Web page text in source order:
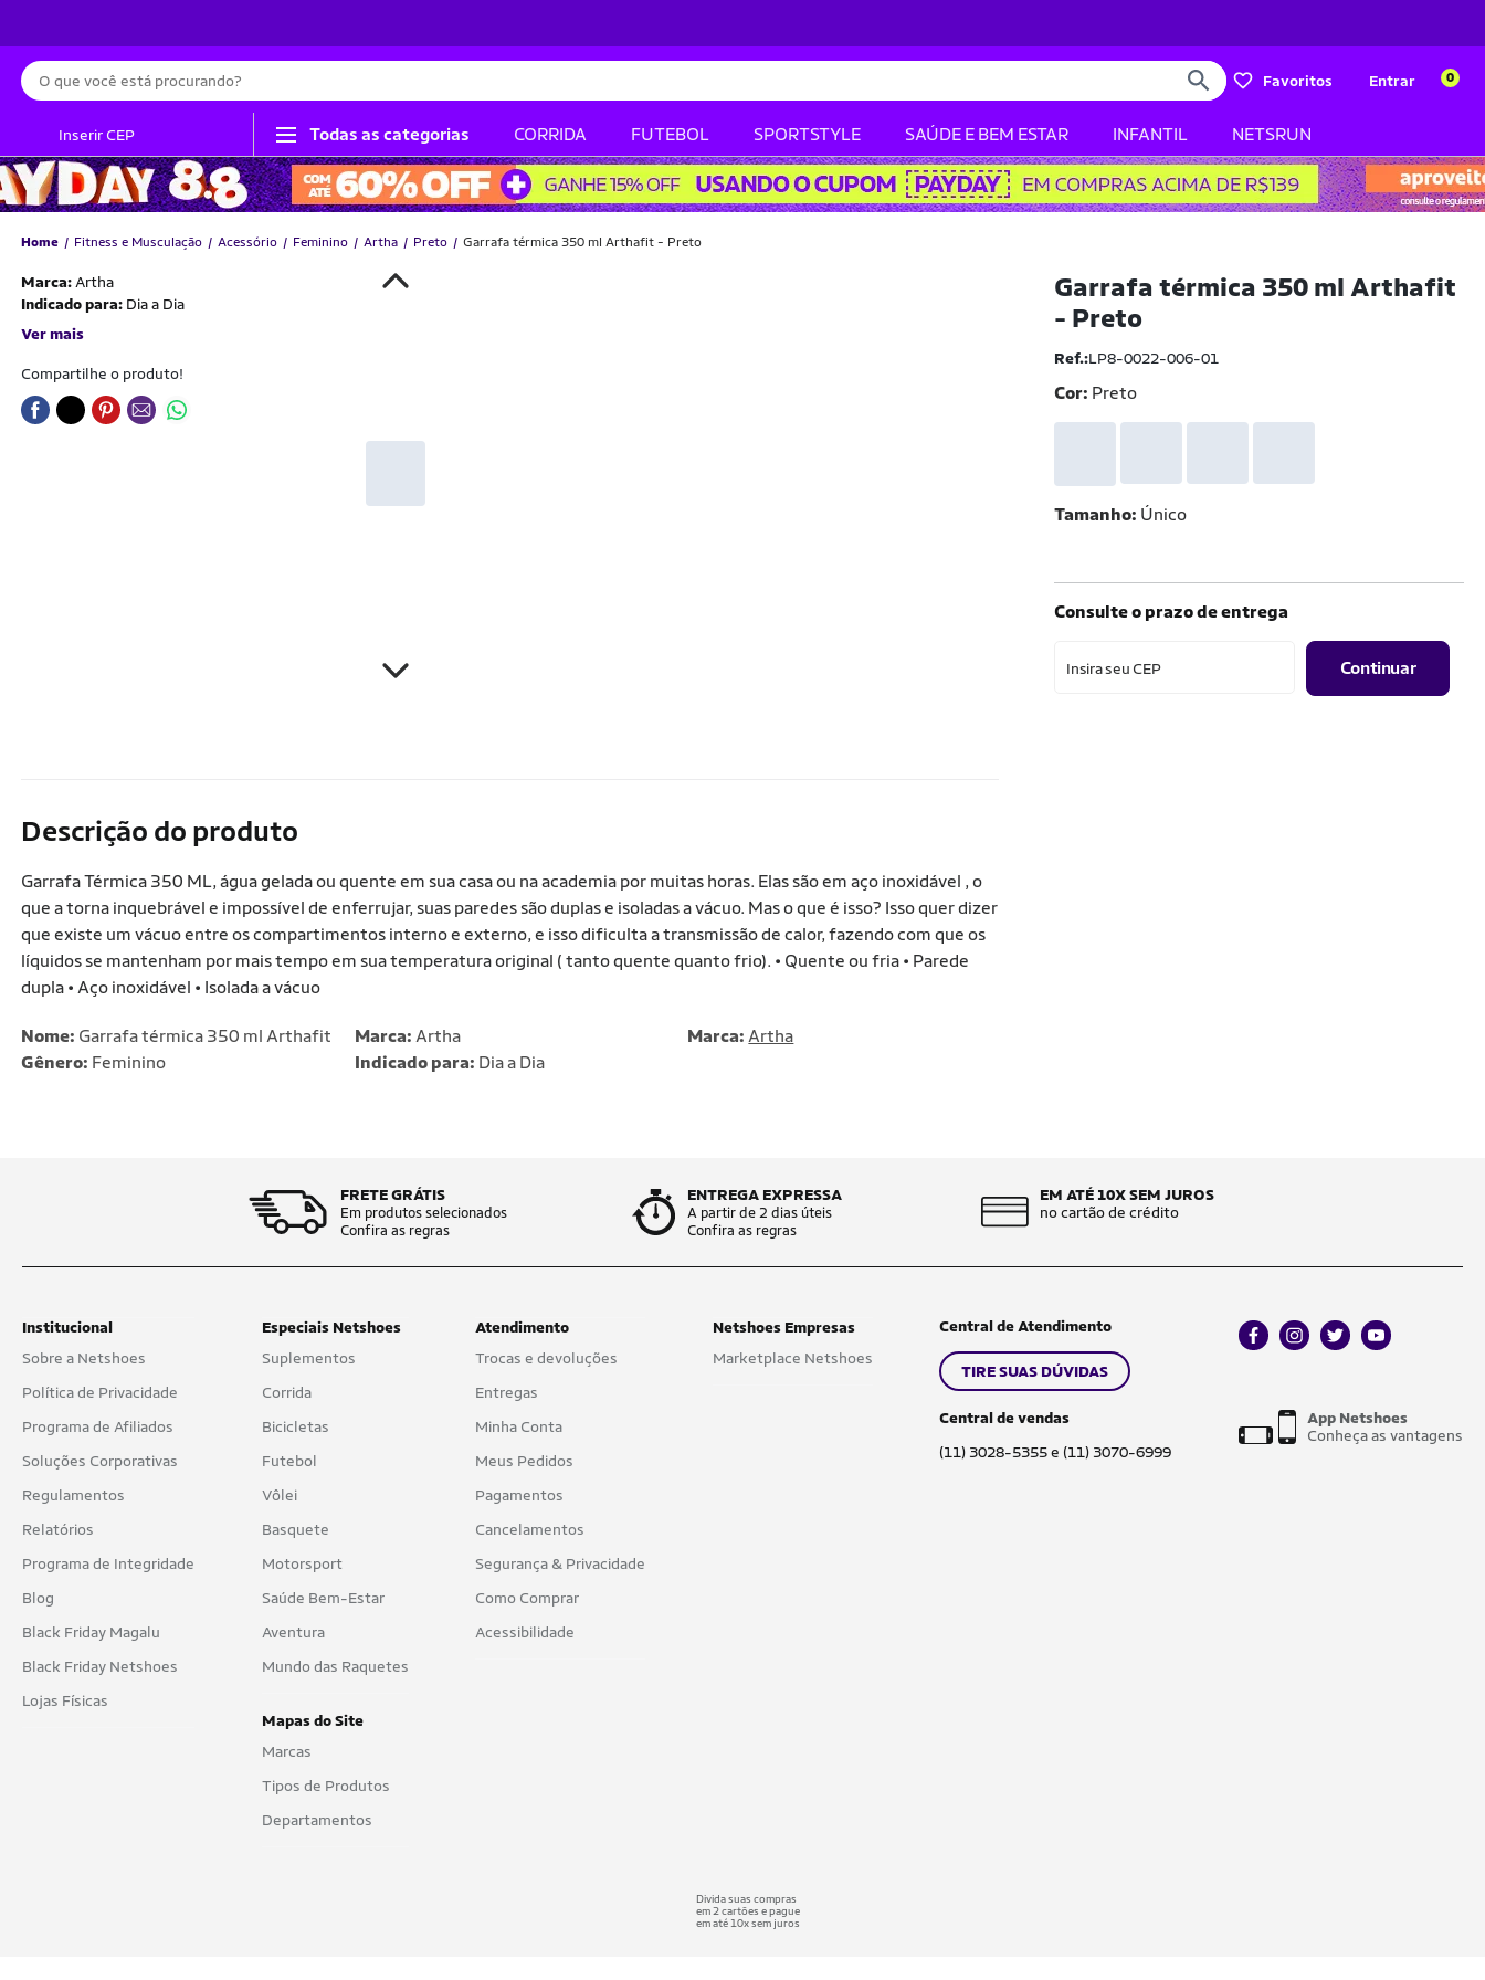
Busca
Favoritos Entrar 0
Inserir CEP Todas as categorias CORRIDA FUTEBOL SPORTSTYLE SAÚDE E BEM ESTAR INFANTIL NETSRUN
Home Fitness e Musculação Acessório Feminino Artha Preto Garrafa térmica 350 ml Arthafit - Preto
Marca: Artha
Indicado para: Dia a Dia
Ver mais
Compartilhe o produto!
Garrafa térmica 350 ml Arthafit
- Preto
Ref.:LP8-0022-006-01
Cor: Preto
Tamanho Único
Consulte o prazo de entrega
Insira seu CEP Continuar
Descrição do produto
Garrafa Térmica 350 ML, água gelada ou quente em sua casa ou na academia por muitas horas. Elas são em aço inoxidável , o
que a torna inquebrável e impossível de enferrujar, suas paredes são duplas e isoladas a vácuo. Mas o que é isso? Isso quer dizer
que existe um vácuo entre os compartimentos interno e externo, e isso dificulta a transmissão de calor, fazendo com que os
líquidos se mantenham por mais tempo em sua temperatura original ( tanto quente quanto frio). • Quente ou fria • Parede
dupla • Aço inoxidável • Isolada a vácuo
Nome: Garrafa térmica 350 ml Arthafit
Gênero: Feminino
Marca: Artha
Indicado para: Dia a Dia
Marca:Artha
FRETE GRÁTIS
Em produtos selecionados
Confira as regras
ENTREGA EXPRESSA
A partir de 2 dias úteis
Confira as regras
EM ATÉ 10X SEM JUROS
no cartão de crédito
Institucional
Sobre a Netshoes
Política de Privacidade
Programa de Afiliados
Soluções Corporativas
Regulamentos
Relatórios
Programa de Integridade
Blog
Black Friday Magalu
Black Friday Netshoes
Lojas Físicas
Especiais Netshoes
Suplementos
Corrida
Bicicletas
Futebol
Vôlei
Basquete
Motorsport
Saúde Bem-Estar
Aventura
Mundo das Raquetes
Mapas do Site
Marcas
Tipos de Produtos
Departamentos
Atendimento
Trocas e devoluções
Entregas
Minha Conta
Meus Pedidos
Pagamentos
Cancelamentos
Segurança & Privacidade
Como Comprar
Acessibilidade
Netshoes Empresas
Marketplace Netshoes
Central de Atendimento
TIRE SUAS DÚVIDAS
Central de vendas
(11) 3028-5355 e (11) 3070-6999
facebookinstagram
twitteryoutube
App Netshoes
Conheça as vantagens
Divida suas compras
em 2 cartões e pague
em até 10x sem juros